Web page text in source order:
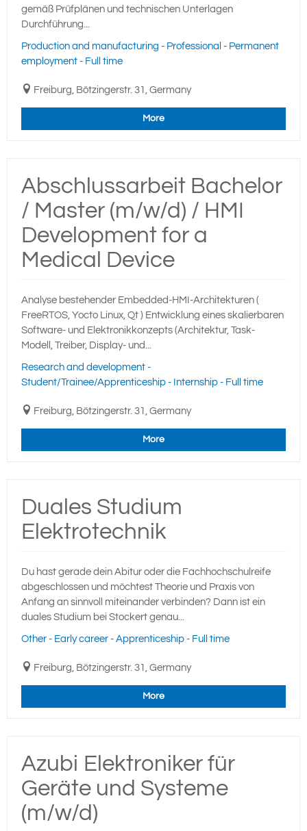
gemäß Prüfplänen und technischen Unterlagen
Durchführung...
Production and manufacturing - Professional - Permanent
employment - Full time
Freiburg, Bötzingerstr. 31, Germany
More
Abschlussarbeit Bachelor
/ Master (m/w/d) / HMI
Development for a
Medical Device
Analyse bestehender Embedded-HMI-Architekturen (
FreeRTOS, Yocto Linux, Qt ) Entwicklung eines skalierbaren
Software- und Elektronikkonzepts (Architektur, Task-
Modell, Treiber, Display- und...
Research and development -
Student/Trainee/Apprenticeship - Internship - Full time
Freiburg, Bötzingerstr. 31, Germany
More
Duales Studium
Elektrotechnik
Du hast gerade dein Abitur oder die Fachhochschulreife
abgeschlossen und möchtest Theorie und Praxis von
Anfang an sinnvoll miteinander verbinden? Dann ist ein
duales Studium bei Stockert genau...
Other - Early career - Apprenticeship - Full time
Freiburg, Bötzingerstr. 31, Germany
More
Azubi Elektroniker für
Geräte und Systeme
(m/w/d)